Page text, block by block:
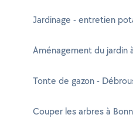
Jardinage - entretien
Aménagement du jardin
Tonte de gazon -
Couper les arbres à